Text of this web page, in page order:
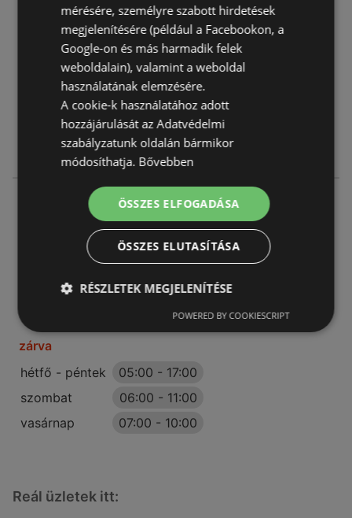
AJÁNLATOK: 0
AKCIÓS ÚJSÁGOK: 0
TÁVOLSÁG: 322,18 km
Most nyitva
hétfő - péntek
05:00-20:00
szombat - vasárnap
06:00-20:00
Fő u. 1/B. (Hrsz. 16004/2)
6806 Hódmezővásárhely
AKCIÓS ÚJSÁGOK: 0
zárva
hétfő - péntek
05:00 - 17:00
szombat
06:00 - 11:00
vasárnap
07:00 - 10:00
Reál üzletek itt:
mérésére, személyre szabott hirdetések
megjelenítésére (például a Facebookon, a
Google-on és más harmadik felek
weboldalain), valamint a weboldal
használatának elemzésére.
A cookie-k használatához adott
hozzájárulását az Adatvédelmi
szabályzatunk oldalán bármikor
módosíthatja. Bővebben
ÖSSZES ELFOGADÁSA
ÖSSZES ELUTASÍTÁSA
RÉSZLETEK MEGJELENÍTÉSE
POWERED BY COOKIESCRIPT